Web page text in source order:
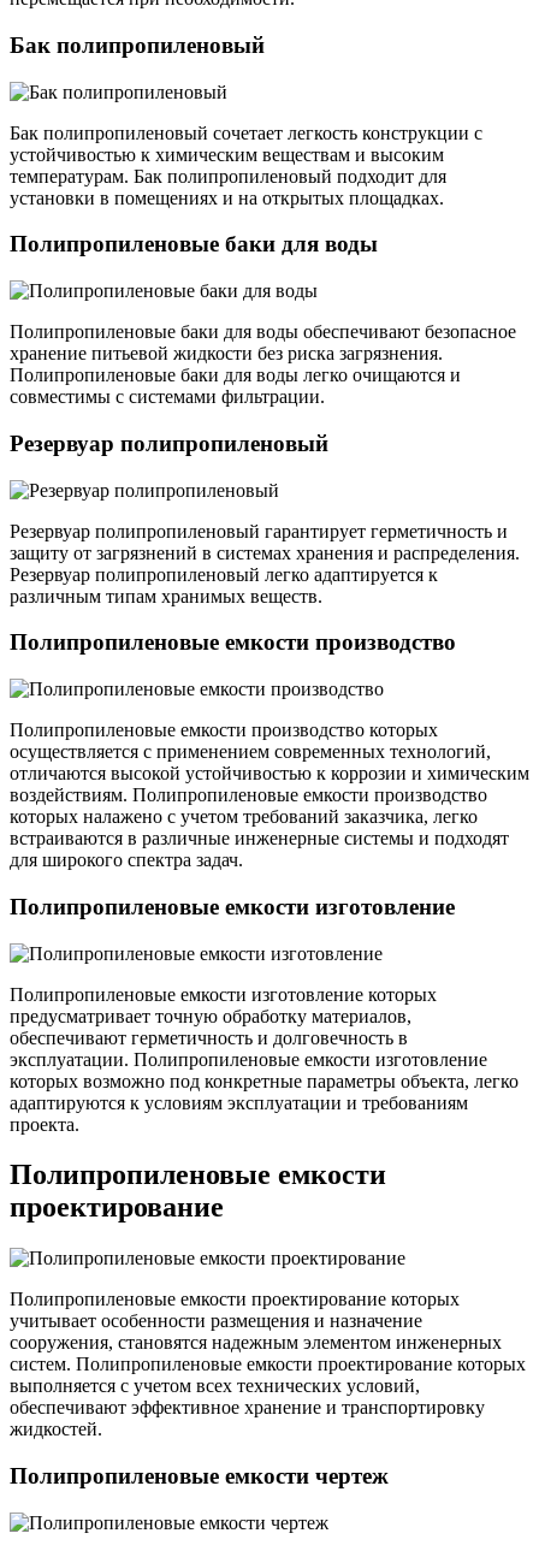
Бак полипропиленовый
Бак полипропиленовый сочетает легкость конструкции с
устойчивостью к химическим веществам и высоким
температурам. Бак полипропиленовый подходит для
установки в помещениях и на открытых площадках.
Полипропиленовые баки для воды
Полипропиленовые баки для воды обеспечивают безопасное
хранение питьевой жидкости без риска загрязнения.
Полипропиленовые баки для воды легко очищаются и
совместимы с системами фильтрации.
Резервуар полипропиленовый
Резервуар полипропиленовый гарантирует герметичность и
защиту от загрязнений в системах хранения и распределения.
Резервуар полипропиленовый легко адаптируется к
различным типам хранимых веществ.
Полипропиленовые емкости производство
Полипропиленовые емкости производство которых
осуществляется с применением современных технологий,
отличаются высокой устойчивостью к коррозии и химическим
воздействиям. Полипропиленовые емкости производство
которых налажено с учетом требований заказчика, легко
встраиваются в различные инженерные системы и подходят
для широкого спектра задач.
Полипропиленовые емкости изготовление
Полипропиленовые емкости изготовление которых
предусматривает точную обработку материалов,
обеспечивают герметичность и долговечность в
эксплуатации. Полипропиленовые емкости изготовление
которых возможно под конкретные параметры объекта, легко
адаптируются к условиям эксплуатации и требованиям
проекта.
Полипропиленовые емкости
проектирование
Полипропиленовые емкости проектирование которых
учитывает особенности размещения и назначение
сооружения, становятся надежным элементом инженерных
систем. Полипропиленовые емкости проектирование которых
выполняется с учетом всех технических условий,
обеспечивают эффективное хранение и транспортировку
жидкостей.
Полипропиленовые емкости чертеж